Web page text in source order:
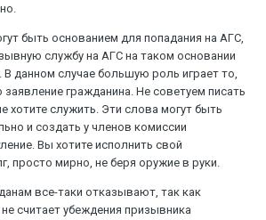
быть основанием для попадания на АГС,
службу на АГС на таком основании
данном случае большую роль играет то,
заявление гражданина. Не советуем писать
хотите служить. Эти слова могут быть
и создать у членов комиссии
Вы хотите исполнить свой
просто мирно, не беря оружие в руки.
все-таки отказывают, так как
считает убеждения призывника